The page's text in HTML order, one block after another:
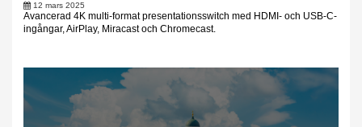
12 mars 2025
Avancerad 4K multi-format presentationsswitch med HDMI- och USB-C-
ingångar, AirPlay, Miracast och Chromecast.